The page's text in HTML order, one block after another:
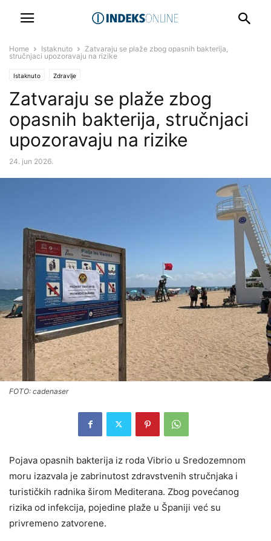
Home Istaknuto
Zatvaraju se plaže zbog opasnih bakterija,
stručnjaci upozoravaju na rizike
Istaknuto Zdravlje
Zatvaraju se plaže zbog
opasnih bakterija, stručnjaci
upozoravaju na rizike
24. jun 2026.
FOTO: cadenaser
Pojava opasnih bakterija iz roda Vibrio u Sredozemnom
moru izazvala je zabrinutost zdravstvenih stručnjaka i
turističkih radnika širom Mediterana. Zbog povećanog
rizika od infekcija, pojedine plaže u Španiji već su
privremeno zatvorene.